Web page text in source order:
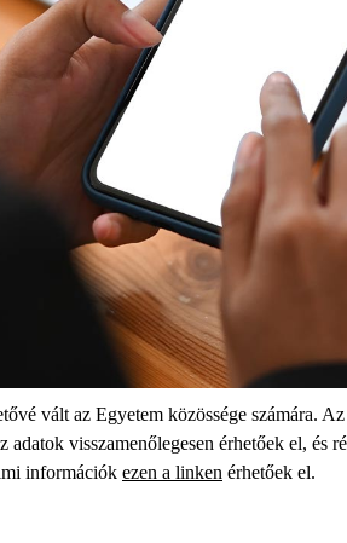
vált az Egyetem közössége számára.
visszamenőlegesen érhetőek el, és
információk ezen a linken érhetőek el.